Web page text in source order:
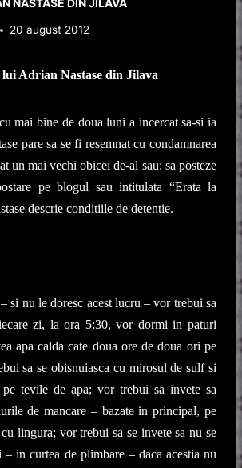
20 august 2012
Adrian Nastase din Jilava
mai bine de doua luni a incercat sa-si ia
pare sa se fi resemnat cu condamnarea
un mai vechi obicei de-al sau: sa posteze
pe blogul sau intitulata “Erata la
descrie conditiile de detentie.
si nu le doresc acest lucru – vor trebui sa
zi, la ora 5:30, vor dormi in paturi
apa calda cate doua ore de doua ori pe
sa se obisnuiasca cu mirosul de sulf si
tevile de apa; vor trebui sa invete sa
de mancare – bazate in principal, pe
lingura; vor trebui sa se invete sa nu se
– in curtea de plimbare – daca acestia nu